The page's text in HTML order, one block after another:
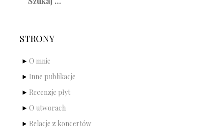
STRONY
O mnie
Inne publikacje
Recenzje płyt
O utworach
Relacje z koncertów